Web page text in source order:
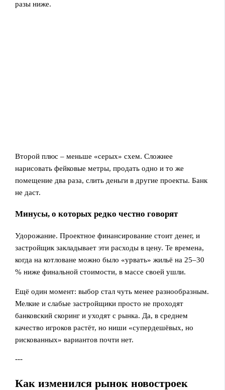
разы ниже.
Второй плюс – меньше «серых» схем. Сложнее
нарисовать фейковые метры, продать одно и то же
помещение два раза, слить деньги в другие проекты. Банк
не даст.
Минусы, о которых редко честно говорят
Удорожание. Проектное финансирование стоит денег, и
застройщик закладывает эти расходы в цену. Те времена,
когда на котловане можно было «урвать» жильё на 25–30
% ниже финальной стоимости, в массе своей ушли.
Ещё один момент: выбор стал чуть менее разнообразным.
Мелкие и слабые застройщики просто не проходят
банковский скоринг и уходят с рынка. Да, в среднем
качество игроков растёт, но ниши «супердешёвых, но
рискованных» вариантов почти нет.
---
Как изменился рынок новостроек